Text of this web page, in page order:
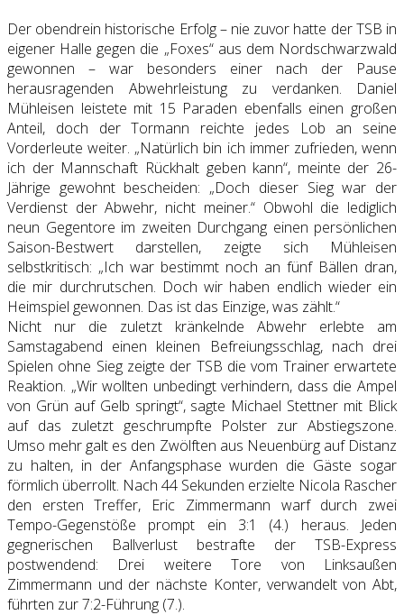
Der obendrein historische Erfolg – nie zuvor hatte der TSB in
eigener Halle gegen die „Foxes“ aus dem Nordschwarzwald
gewonnen – war besonders einer nach der Pause
herausragenden Abwehrleistung zu verdanken. Daniel
Mühleisen leistete mit 15 Paraden ebenfalls einen großen
Anteil, doch der Tormann reichte jedes Lob an seine
Vorderleute weiter. „Natürlich bin ich immer zufrieden, wenn
ich der Mannschaft Rückhalt geben kann“, meinte der 26-
Jährige gewohnt bescheiden: „Doch dieser Sieg war der
Verdienst der Abwehr, nicht meiner.“ Obwohl die lediglich
neun Gegentore im zweiten Durchgang einen persönlichen
Saison-Bestwert darstellen, zeigte sich Mühleisen
selbstkritisch: „Ich war bestimmt noch an fünf Bällen dran,
die mir durchrutschen. Doch wir haben endlich wieder ein
Heimspiel gewonnen. Das ist das Einzige, was zählt.“
Nicht nur die zuletzt kränkelnde Abwehr erlebte am
Samstagabend einen kleinen Befreiungsschlag, nach drei
Spielen ohne Sieg zeigte der TSB die vom Trainer erwartete
Reaktion. „Wir wollten unbedingt verhindern, dass die Ampel
von Grün auf Gelb springt“, sagte Michael Stettner mit Blick
auf das zuletzt geschrumpfte Polster zur Abstiegszone.
Umso mehr galt es den Zwölften aus Neuenbürg auf Distanz
zu halten, in der Anfangsphase wurden die Gäste sogar
förmlich überrollt. Nach 44 Sekunden erzielte Nicola Rascher
den ersten Treffer, Eric Zimmermann warf durch zwei
Tempo-Gegenstöße prompt ein 3:1 (4.) heraus. Jeden
gegnerischen Ballverlust bestrafte der TSB-Express
postwendend: Drei weitere Tore von Linksaußen
Zimmermann und der nächste Konter, verwandelt von Abt,
führten zur 7:2-Führung (7.).